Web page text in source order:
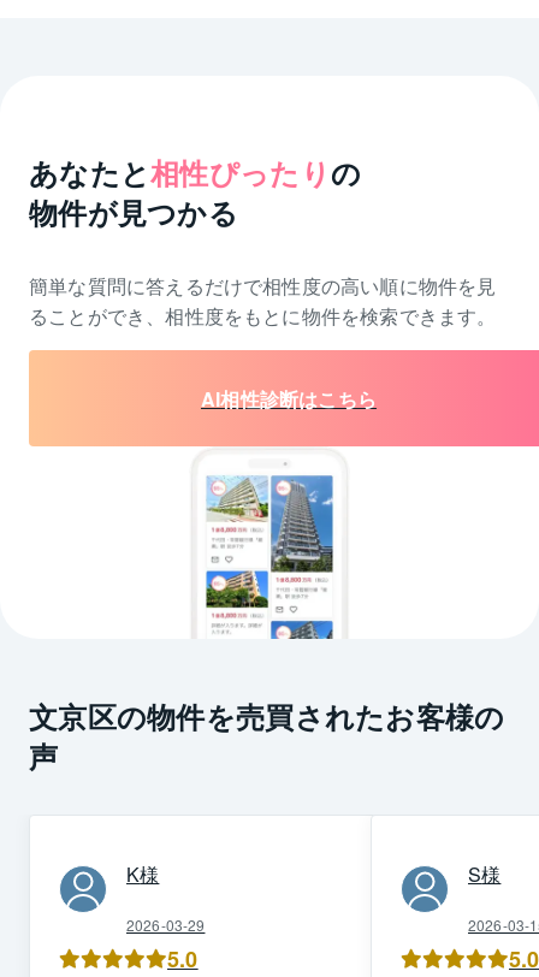
あなたと相性ぴったり の
物件が見つかる
簡単な質問に答えるだけで相性度の高い順に物件を 見
ることができ、相性度をもとに物件を検索できます。
AI相性診断はこちら
文京区の物件を売買されたお客様の
声
K様
2026-03-29
5.0
S様
2026-03-
5.0